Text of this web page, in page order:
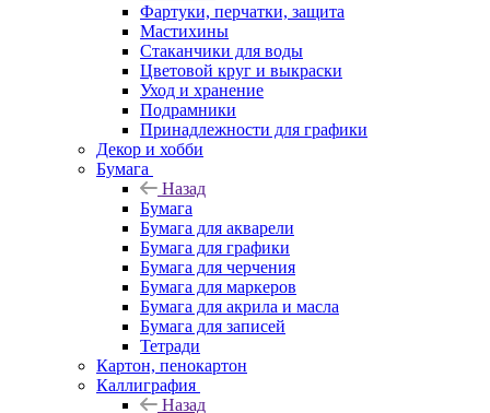
Фартуки, перчатки, защита
Мастихины
Стаканчики для воды
Цветовой круг и выкраски
Уход и хранение
Подрамники
Принадлежности для графики
Декор и хобби
Бумага
Назад
Бумага
Бумага для акварели
Бумага для графики
Бумага для черчения
Бумага для маркеров
Бумага для акрила и масла
Бумага для записей
Тетради
Картон, пенокартон
Каллиграфия
Назад